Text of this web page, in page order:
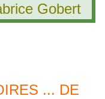
Gobert
... DE